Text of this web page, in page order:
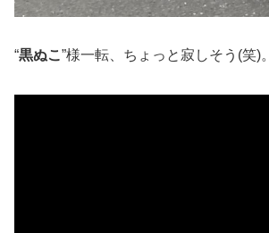
“黒ぬこ ”様一転、ちょっと寂しそう(笑)。